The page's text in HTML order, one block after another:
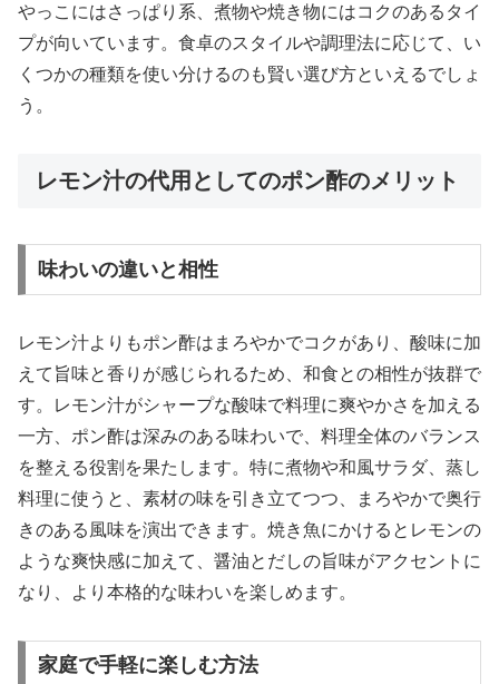
やっこにはさっぱり系、煮物や焼き物にはコクのあるタイ
プが向いています。食卓のスタイルや調理法に応じて、い
くつかの種類を使い分けるのも賢い選び方といえるでしょ
う。
レモン汁の代用としてのポン酢のメリット
味わいの違いと相性
レモン汁よりもポン酢はまろやかでコクがあり、酸味に加
えて旨味と香りが感じられるため、和食との相性が抜群で
す。レモン汁がシャープな酸味で料理に爽やかさを加える
一方、ポン酢は深みのある味わいで、料理全体のバランス
を整える役割を果たします。特に煮物や和風サラダ、蒸し
料理に使うと、素材の味を引き立てつつ、まろやかで奥行
きのある風味を演出できます。焼き魚にかけるとレモンの
ような爽快感に加えて、醤油とだしの旨味がアクセントに
なり、より本格的な味わいを楽しめます。
家庭で手軽に楽しむ方法